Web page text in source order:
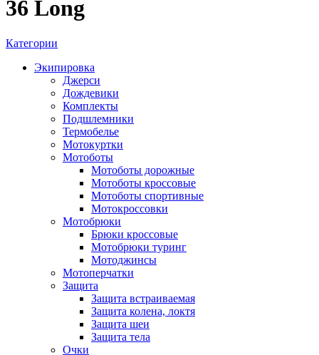
36 Long
Категории
Экипировка
Джерси
Дождевики
Комплекты
Подшлемники
Термобелье
Мотокуртки
Мотоботы
Мотоботы дорожные
Мотоботы кроссовые
Мотоботы спортивные
Мотокроссовки
Мотобрюки
Брюки кроссовые
Мотобрюки туринг
Мотоджинсы
Мотоперчатки
Защита
Защита встраиваемая
Защита колена, локтя
Защита шеи
Защита тела
Очки